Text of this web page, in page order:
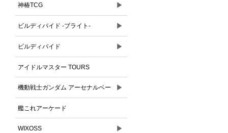
神椿TCG ▶
ビルディバイド -ブライト- ▶
ビルディバイド ▶
アイドルマスター TOURS
機動戦士ガンダム アーセナルベー
ス
▶
艦これアーケード
WIXOSS ▶